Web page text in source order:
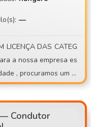
—
Condutor